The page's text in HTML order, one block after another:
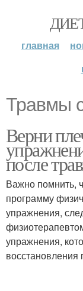
главная
Травмы
Верни
после
Важно помнить,
программу
упражнения,
упражнения,
восстановления